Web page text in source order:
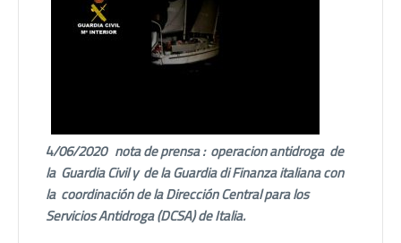
4/06/2020 nota de prensa : operacion antidroga de
la Guardia Civil y de la Guardia di Finanza italiana con
la coordinación de la Dirección Central para los
Servicios Antidroga (DCSA) de Italia.